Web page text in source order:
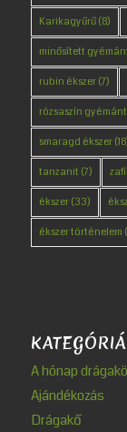
Karikagyűrű(8)
minősített
rubin ékszer(7)
rózsaszín
smaragd ékszer
tanzanit (7)
ékszer(33)
ékszer történelem
A hónap
Ajándékozás
Drágakő